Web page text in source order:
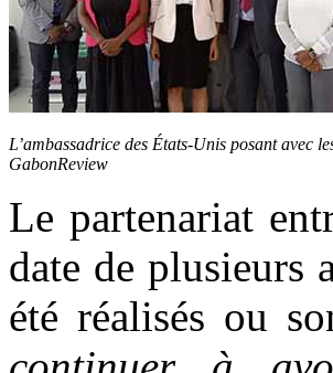
L’ambassadrice des États-Unis posant avec
GabonReview
Le partenariat
date de plusieurs
été réalisés ou